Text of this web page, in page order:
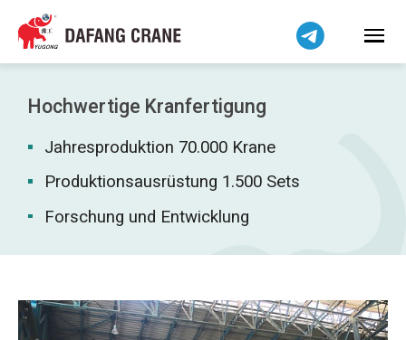
Hochwertige Kranfertigung
Jahresproduktion 70.000 Krane
Produktionsausrüstung 1.500 Sets
Forschung und Entwicklung
Bahasa Indonesia
Bahasa Melayu
Tiếng Việt
简体中文
فارسی
Pilipino
اردو
Беларуская мова
Kiswahili